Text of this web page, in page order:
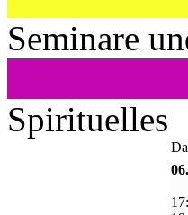
Seminare
Spirituelles